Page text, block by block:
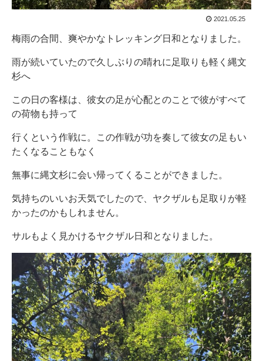
2021.05.25
梅雨の合間、爽やかなトレッキング日和となりました。
雨が続いていたので久しぶりの晴れに足取りも軽く縄文
杉へ
この日の客様は、彼女の足が心配とのことで彼がすべて
の荷物も持って
行くという作戦に。この作戦が功を奏して彼女の足もい
たくなることもなく
無事に縄文杉に会い帰ってくることができました。
気持ちのいいお天気でしたので、ヤクザルも足取りが軽
かったのかもしれません。
サルもよく見かけるヤクザル日和となりました。